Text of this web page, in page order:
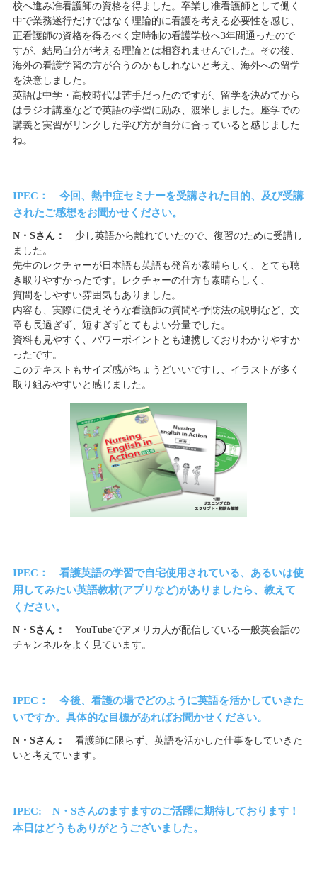
校へ進み准看護師の資格を得ました。卒業し准看護師として働く
中で業務遂行だけではなく理論的に看護を考える必要性を感じ、
正看護師の資格を得るべく定時制の看護学校へ3年間通ったので
すが、結局自分が考える理論とは相容れませんでした。その後、
海外の看護学習の方が合うのかもしれないと考え、海外への留学
を決意しました。
英語は中学・高校時代は苦手だったのですが、留学を決めてから
はラジオ講座などで英語の学習に励み、渡米しました。座学での
講義と実習がリンクした学び方が自分に合っていると感じました
ね。
IPEC： 今回、熱中症セミナーを受講された目的、及び受講
されたご感想をお聞かせください。
N・Sさん：
少し英語から離れていたので、復習のために受講し
ました。
先生のレクチャーが日本語も英語も発音が素晴らしく、とても聴
き取りやすかったです。レクチャーの仕方も素晴らしく、
質問をしやすい雰囲気もありました。
内容も、実際に使えそうな看護師の質問や予防法の説明など、文
章も長過ぎず、短すぎずとてもよい分量でした。
資料も見やすく、パワーポイントとも連携しておりわかりやすか
ったです。
このテキストもサイズ感がちょうどいいですし、イラストが多く
取り組みやすいと感じました。
IPEC： 看護英語の学習で自宅使用されている、あるいは使
用してみたい英語教材(アプリなど)がありましたら、教えて
ください。
N・Sさん：
YouTubeでアメリカ人が配信している一般英会話の
チャンネルをよく見ています。
IPEC： 今後、看護の場でどのように英語を活かしていきた
いですか。具体的な目標があればお聞かせください。
N・Sさん：
看護師に限らず、英語を活かした仕事をしていきた
いと考えています。
IPEC: N・Sさんのますますのご活躍に期待しております！
本日はどうもありがとうございました。